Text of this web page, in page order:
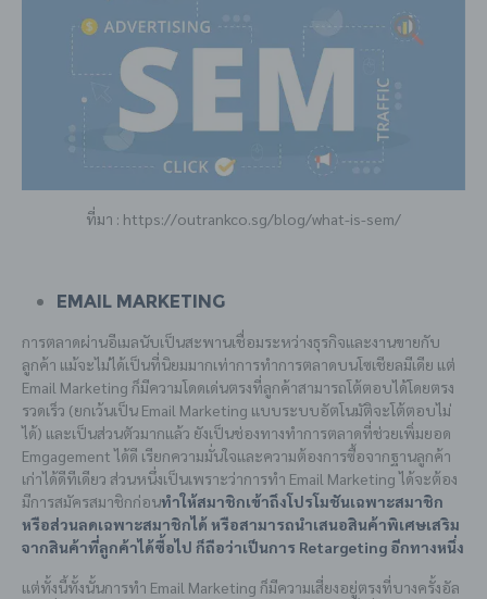
ที่มา : https://outrankco.sg/blog/what-is-sem/
Email Marketing
การตลาดผ่านอีเมลนับเป็นสะพานเชื่อมระหว่างธุรกิจและงานขายกับ
ลูกค้า แม้จะไม่ได้เป็นที่นิยมมากเท่าการทำการตลาดบนโซเชียลมีเดีย แต่
Email Marketing ก็มีความโดดเด่นตรงที่ลูกค้าสามารถโต้ตอบได้โดยตรง
รวดเร็ว (ยกเว้นเป็น Email Marketing แบบระบบอัตโนมัติจะโต้ตอบไม่
ได้) และเป็นส่วนตัวมากแล้ว ยังเป็นช่องทางทำการตลาดที่ช่วยเพิ่มยอด
Emgagement ได้ดี เรียกความมั่นใจและความต้องการซื้อจากฐานลูกค้า
เก่าได้ดีทีเดียว ส่วนหนึ่งเป็นเพราะว่าการทำ Email Marketing ได้จะต้อง
มีการสมัครสมาชิกก่อนทำให้สมาชิกเข้าถึงโปรโมชันเฉพาะสมาชิก
หรือส่วนลดเฉพาะสมาชิกได้ หรือสามารถนำเสนอสินค้าพิเศษเสริม
จากสินค้าที่ลูกค้าได้ซื้อไป ก็ถือว่าเป็นการ Retargeting อีกทางหนึ่ง
แต่ทั้งนี้ทั้งนั้นการทำ Email Marketing ก็มีความเสี่ยงอยู่ตรงที่บางครั้งอัล